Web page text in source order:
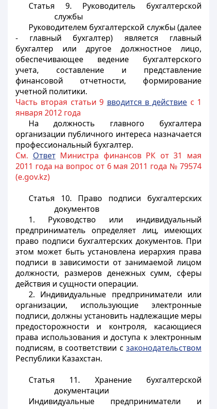
Статья 9. Руководитель бухгалтерской
службы
Руководителем бухгалтерской службы (далее
- главный бухгалтер) является главный
бухгалтер или другое должностное лицо,
обеспечивающее ведение бухгалтерского
учета, составление и представление
финансовой отчетности, формирование
учетной политики.
Часть вторая статьи 9 вводится в действие с 1
января 2012 года
На должность главного бухгалтера
организации публичного интереса назначается
профессиональный бухгалтер.
См. ОтветМинистра финансов РК от 31 мая
2011 года на вопрос от 6 мая 2011 года № 79574
(e.gov.kz)
Статья 10. Право подписи бухгалтерских
документов
1. Руководство или индивидуальный
предприниматель определяет лиц, имеющих
право подписи бухгалтерских документов. При
этом может быть установлена иерархия права
подписи в зависимости от занимаемой лицом
должности, размеров денежных сумм, сферы
действия и сущности операции.
2. Индивидуальные предприниматели или
организации, использующие электронные
подписи, должны установить надлежащие меры
предосторожности и контроля, касающиеся
права использования и доступа к электронным
подписям, в соответствии с законодательством
Республики Казахстан.
Статья 11. Хранение бухгалтерской
документации
Индивидуальные предприниматели и